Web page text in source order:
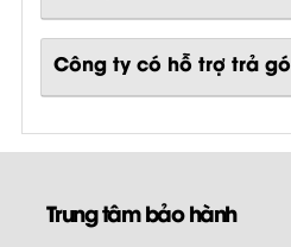
Công ty có hỗ trợ trả
Trung tâm bảo hành